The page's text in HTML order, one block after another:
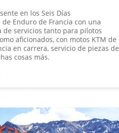
en los Seis Días
Enduro de Francia con una
de servicios tanto para pilotos
aficionados, con motos KTM de
en carrera, servicio de piezas de
cosas más.